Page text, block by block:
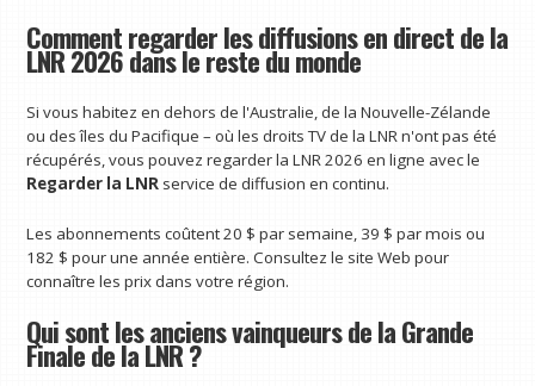
Comment regarder les diffusions en direct de la
LNR 2026 dans le reste du monde
Si vous habitez en dehors de l'Australie, de la Nouvelle-Zélande
ou des îles du Pacifique – où les droits TV de la LNR n'ont pas été
récupérés, vous pouvez regarder la LNR 2026 en ligne avec le
Regarder la LNR service de diffusion en continu.
Les abonnements coûtent 20 $ par semaine, 39 $ par mois ou
182 $ pour une année entière. Consultez le site Web pour
connaître les prix dans votre région.
Qui sont les anciens vainqueurs de la Grande
Finale de la LNR ?